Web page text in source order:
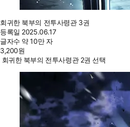
회귀한 북부의 전투사령관 3권
등록일 2025.06.17
글자수 약 10만 자
3,200원
회귀한 북부의 전투사령관 2권 선택